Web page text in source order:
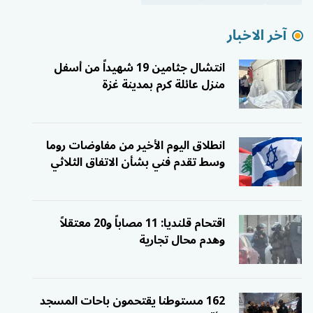
آخر الاخبار
انتشال جثامين 19 شهيداً من أسفل
منزل عائلة كرم بمدينة غزة
انطلاق اليوم الأخير من مفاوضات روما
وسط تقدم فني بشأن الاتفاق الثلاثي
اقتحام قلنديا: 11 مصاباً و20 معتقلاً
وهدم محال تجارية
162 مستوطنا يقتحمون باحات المسجد